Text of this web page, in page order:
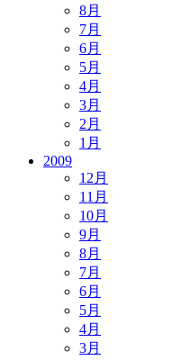
8月
7月
6月
5月
4月
3月
2月
1月
2009
12月
11月
10月
9月
8月
7月
6月
5月
4月
3月